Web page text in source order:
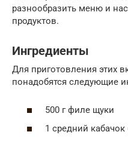
разнообразить меню и
продуктов.
Ингредиенты
Для приготовления этих
понадобятся следующие
500 г филе щуки
1 средний кабачок